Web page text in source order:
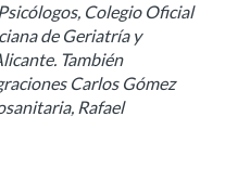
Colegio Oficial
de Geriatría y
También
Carlos Gómez
Rafael